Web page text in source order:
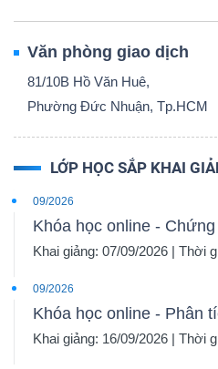
Văn phòng giao dịch
81/10B Hồ Văn Huê,
Phường Đức Nhuận, Tp.HCM
LỚP HỌC SẮP KHAI
09/2026
Khóa học online -
Khai giảng: 07/09/2026 | Thời
09/2026
Khóa học online - Phân
Khai giảng: 16/09/2026 | Thời